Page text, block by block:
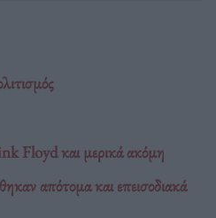
Floyd και μερικά ακόμη
απότομα και επεισοδιακά